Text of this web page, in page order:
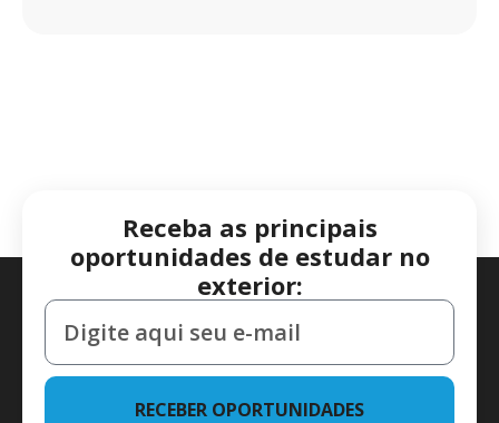
Receba as principais
oportunidades de estudar no
exterior:
RECEBER OPORTUNIDADES